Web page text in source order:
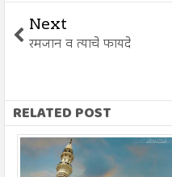
Next
रमजान व त्याचे फायदे
RELATED POST